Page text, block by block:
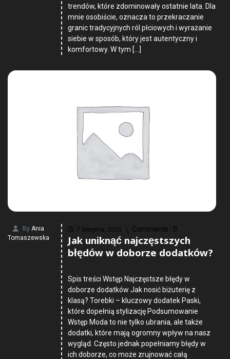
trendów, które zdominowały ostatnie lata. Dla
mnie osobiście, oznacza to przekraczanie
granic tradycyjnych ról płciowych i wyrażanie
siebie w sposób, który jest autentyczny i
komfortowy. W tym […]
By Ania
Tomaszewska
7 Sierpnia, 2026 Comments : 0
Jak uniknąć najczęstszych
błędów w doborze dodatków?
Spis treści Wstęp Najczęstsze błędy w
doborze dodatków Jak nosić biżuterię z
klasą? Torebki – kluczowy dodatek Paski,
które dopełnią stylizację Podsumowanie
Wstęp Moda to nie tylko ubrania, ale także
dodatki, które mają ogromny wpływ na nasz
wygląd. Często jednak popełniamy błędy w
ich doborze, co może zrujnować całą